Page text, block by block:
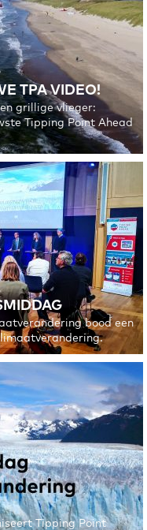
TPA VIDEO!
grillige vlieger:
Tipping Point Ahead
bood een
Tipping Point